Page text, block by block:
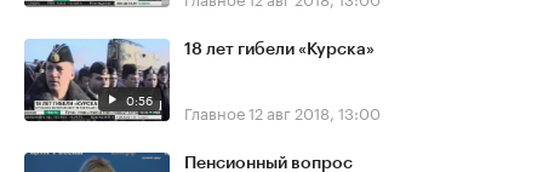
0:56
18 лет гибели «Курска»
Главное12 авг 2018, 13:00
Пенсионный вопрос